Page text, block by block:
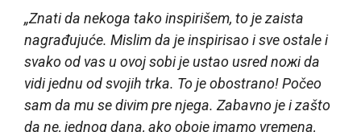
„Znati da nekoga tako inspirišem, to je zaista
nagrađujuće. Mislim da je inspirisao i sve ostale i
svako od vas u ovoj sobi je ustao usred noжi da
vidi jednu od svojih trka. To je obostrano! Počeo
sam da mu se divim pre njega. Zabavno je i zašto
da ne, jednog dana, ako oboje imamo vremena,